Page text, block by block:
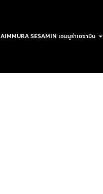
AIMMURA SESAMIN เอมมูร่าเซซามิน